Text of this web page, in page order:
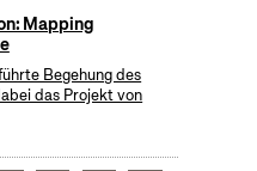
Mapping
Begehung des
das Projekt von